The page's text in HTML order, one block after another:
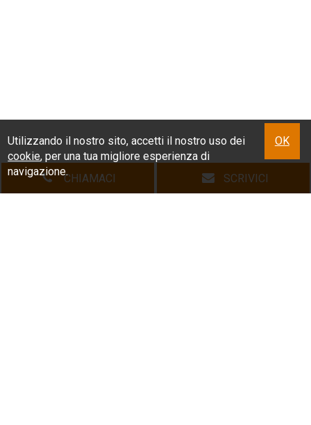
CHIAMACI SCRIVICI
Utilizzando il nostro sito, accetti il nostro uso dei
cookie, per una tua migliore esperienza di
navigazione.
OK